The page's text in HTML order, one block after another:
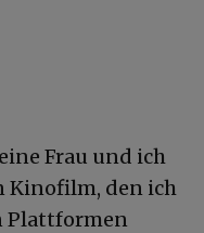
Frau und ich
Kinofilm, den ich
Plattformen